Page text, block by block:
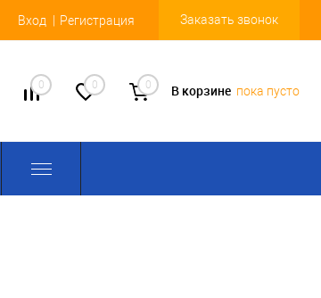
Вход Регистрация Заказать звонок
0 0 0 В корзине пока пусто